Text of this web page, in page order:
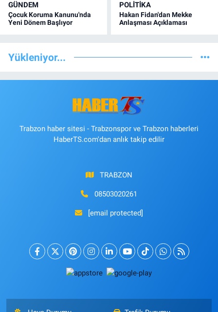
GÜNDEM
Çocuk Koruma Kanunu'nda
Yeni Dönem Başlıyor
POLİTİKA
Hakan Fidan'dan Mekke
Anlaşması Açıklaması
Yükleniyor...
Trabzon haber sitesi - Trabzonspor ve Trabzon haberleri
HaberTS.com'dan anlık takip edilir
TRABZON
08503020261
[email protected]